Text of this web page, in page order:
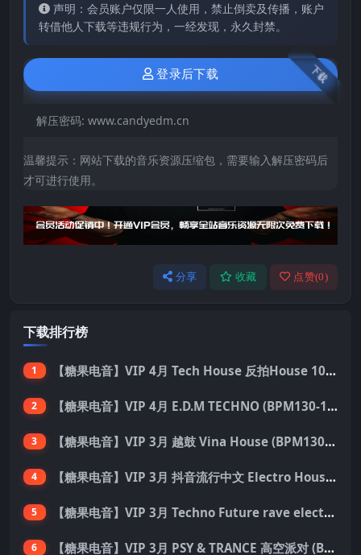
声明：会员账户仅限一人使用，禁止倒卖及传播，账户
转借他人下载等违规行为，一经发现，永久封禁。
下载
登录后下载
解压密码: www.candyedm.cn
温馨提示：网站下载的音乐资源压缩包，需要输入解压密码后
才可进行使用。
分享 收藏 点赞(0)
下载排行榜
1 【糖果电音】VIP 4月 Tech House 反拍House 100首 Pack
2 【糖果电音】VIP 4月 E.D.M TECHNO (BPM130-150) 国内外优秀制作人ID 137首 Pack
3 【糖果电音】VIP 3月 越鼓 Vina House (BPM130-140) 33首 Pack
4 【糖果电音】VIP 3月 抖音流行中文 Electro House 227首 Pack
5 【糖果电音】VIP 3月 Techno Future rave electro hard dance 136首 Pack
6 【糖果电音】VIP 3月 PSY & TRANCE 高空派对 (BPM138-150) 55首 Pack